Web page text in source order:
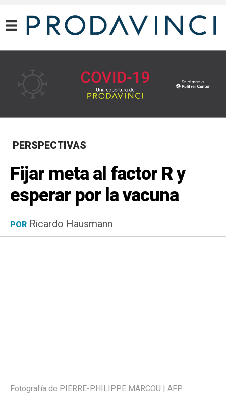
COVID-19
PERSPECTIVAS
Fijar meta al factor R y
esperar por la vacuna
POR Ricardo Hausmann
Fotografía de PIERRE-PHILIPPE MARCOU | AFP